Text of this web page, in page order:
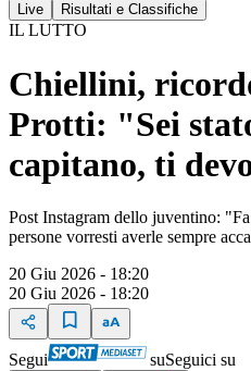
Live
Risultati e Classifiche
IL LUTTO
Chiellini,
Protti: "Sei
capitano, ti
Post Instagram dello juventino:
persone vorresti averle sempre
20 Giu 2026 - 18:20
20 Giu 2026 - 18:20
Segui suSeguici su